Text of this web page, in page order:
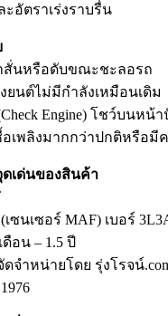
อัตราเร่งราบรื่น
าสั่นหรือดับขณะชะลอรถ
งยนต์ไม่มีกำลังเหมือนเดิม
Engine) โชว์บนหน้
อเพลิงมากกว่าปกติหรือมี
เด่นของสินค้า
ซนเซอร์ MAF) เบอร์
ดือน – 1.5 ปี
ดจำหน่ายโดย รุ่งโรจน์